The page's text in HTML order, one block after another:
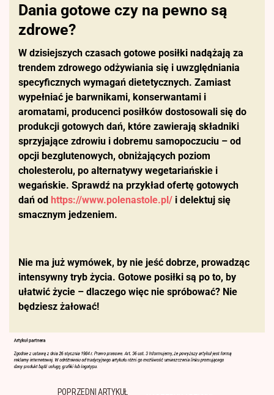
Dania gotowe czy na pewno są
zdrowe?
W dzisiejszych czasach gotowe posiłki nadążają za
trendem zdrowego odżywiania się i uwzględniania
specyficznych wymagań dietetycznych. Zamiast
wypełniać je barwnikami, konserwantami i
aromatami, producenci posiłków dostosowali się do
produkcji gotowych dań, które zawierają składniki
sprzyjające zdrowiu i dobremu samopoczuciu – od
opcji bezglutenowych, obniżających poziom
cholesterolu, po alternatywy wegetariańskie i
wegańskie. Sprawdź na przykład ofertę gotowych
dań od https://www.polenastole.pl/ i delektuj się
smacznym jedzeniem.
Nie ma już wymówek, by nie jeść dobrze, prowadząc
intensywny tryb życia. Gotowe posiłki są po to, by
ułatwić życie – dlaczego więc nie spróbować? Nie
będziesz żałować!
POPRZEDNI ARTYKUŁ